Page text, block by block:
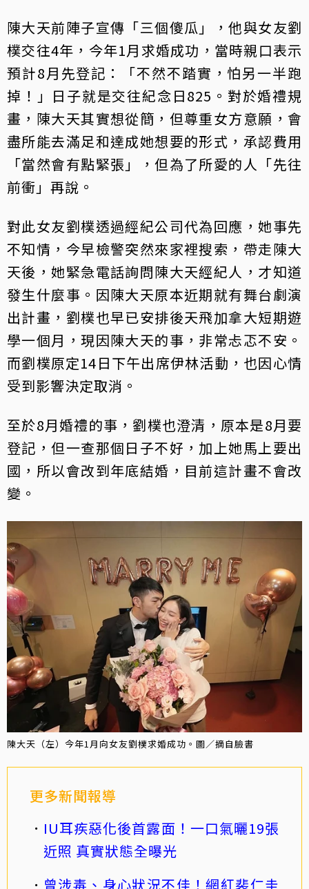
陳大天前陣子宣傳「三個傻瓜」，他與女友劉
樸交往4年，今年1月求婚成功，當時親口表示
預計8月先登記：「不然不踏實，怕另一半跑
掉！」日子就是交往紀念日825。對於婚禮規
畫，陳大天其實想從簡，但尊重女方意願，會
盡所能去滿足和達成她想要的形式，承認費用
「當然會有點緊張」，但為了所愛的人「先往
前衝」再說。
對此女友劉樸透過經紀公司代為回應，她事先
不知情，今早檢警突然來家裡搜索，帶走陳大
天後，她緊急電話詢問陳大天經紀人，才知道
發生什麼事。因陳大天原本近期就有舞台劇演
出計畫，劉樸也早已安排後天飛加拿大短期遊
學一個月，現因陳大天的事，非常忐忑不安。
而劉樸原定14日下午出席伊林活動，也因心情
受到影響決定取消。
至於8月婚禮的事，劉樸也澄清，原本是8月要
登記，但一查那個日子不好，加上她馬上要出
國，所以會改到年底結婚，目前這計畫不會改
變。
陳大天（左）今年1月向女友劉樸求婚成功。圖／摘自臉書
更多新聞報導
IU耳疾惡化後首露面！一口氣曬19張
近照 真實狀態全曝光
曾涉毒、身心狀況不佳！網紅裴仁圭